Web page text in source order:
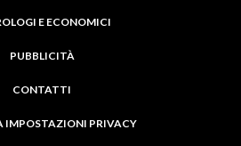
E ECONOMICI
PUBBLICITÀ
CONTATTI
IMPOSTAZIONI PRIVACY